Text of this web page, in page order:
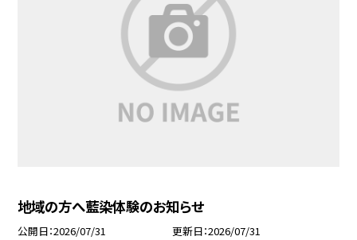
地域の方へ藍染体験のお知らせ
公開日 2026/07/31 更新日 2026/07/31